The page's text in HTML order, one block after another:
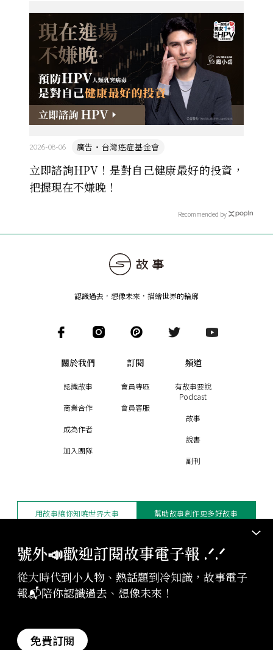
立即諮詢HPV！是對自己健康最好的投資，
把握現在不嫌晚！
廣告・台灣癌症基金會
2026-08-06
Recommended by
號外📣歡迎訂閱故事電子報 .ᐟ‪‪.ᐟ
從大時代到小人物、熱話題到冷知識，故事電子
報📬陪你認識過去、想像未來！
免費訂閱
認識過去，想像未來 ， 描繪世界的輪廓
關於我們
認識故事
商業合作
成為作者
加入團隊
訂閱
會員專區
會員客服
頻道
有故事要說
Podcast
故事
說書
副刊
版權聲明與轉載規範
授權與合作：contact@storystudio.tw
StoryStudio Inc. All Rights Reserved.
用故事讓你知曉世界大事 幫助故事創作更多好故事